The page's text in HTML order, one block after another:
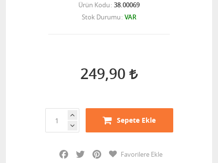
Ürün Kodu 38.00069
Stok Durumu VAR
249,90
Sepete Ekle
Facebook
Twitter PinterestFavorilere Ekle